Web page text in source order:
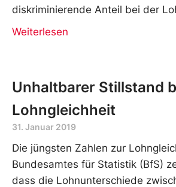
diskriminierende Anteil bei der
Weiterlesen
Unhaltbarer Stillstand
Lohngleichheit
31. Januar 2019
Die jüngsten Zahlen zur
Bundesamtes für Statistik (BfS)
dass die Lohnunterschiede